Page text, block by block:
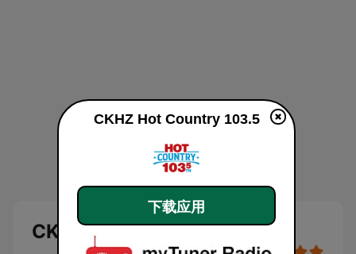
CKHZ Hot Country 103.5
CKHZ Hot Country 103.5
下载应用